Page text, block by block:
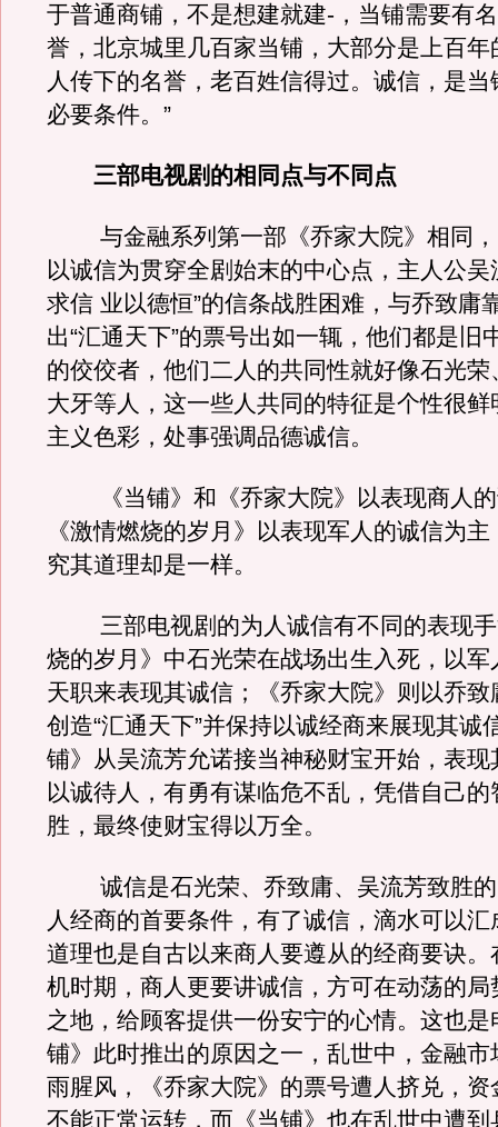
于普通商铺，不是想建就建-，当铺需要有
誉，北京城里几百家当铺，大部分是上百年
人传下的名誉，老百姓信得过。诚信，是
必要条件。”
三部电视剧的相同点与不同点
与金融系列第一部《乔家大院》相同，
以诚信为贯穿全剧始末的中心点，主人公吴
求信 业以德恒”的信条战胜困难，与乔致庸
出“汇通天下”的票号出如一辄，他们都是旧
的佼佼者，他们二人的共同性就好像石光荣
大牙等人，这一些人共同的特征是个性很鲜
主义色彩，处事强调品德诚信。
《当铺》和《乔家大院》以表现商人的
《激情燃烧的岁月》以表现军人的诚信为
究其道理却是一样。
三部电视剧的为人诚信有不同的表现手
烧的岁月》中石光荣在战场出生入死，以军
天职来表现其诚信；《乔家大院》则以乔致
创造“汇通天下”并保持以诚经商来展现其诚
铺》从吴流芳允诺接当神秘财宝开始，表现
以诚待人，有勇有谋临危不乱，凭借自己
胜，最终使财宝得以万全。
诚信是石光荣、乔致庸、吴流芳致胜的
人经商的首要条件，有了诚信，滴水可以
道理也是自古以来商人要遵从的经商要诀。
机时期，商人更要讲诚信，方可在动荡的局
之地，给顾客提供一份安宁的心情。这也是
铺》此时推出的原因之一，乱世中，金融市
雨腥风，《乔家大院》的票号遭人挤兑，资
不能正常运转，而《当铺》也在乱世中遭到